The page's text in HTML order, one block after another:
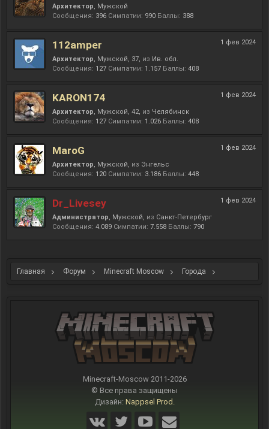
Архитектор, Мужской
Сообщения: 396 Симпатии: 990 Баллы: 388
1 фев 2024
112amper
Архитектор, Мужской, 37, из Ив. обл.
Сообщения: 127 Симпатии: 1.157 Баллы: 408
1 фев 2024
KARON174
Архитектор, Мужской, 42, из Челябинск
Сообщения: 127 Симпатии: 1.026 Баллы: 408
1 фев 2024
MaroG
Архитектор, Мужской, из Энгельс
Сообщения: 120 Симпатии: 3.186 Баллы: 448
1 фев 2024
Dr_Livesey
Администратор, Мужской, из Санкт-Петербург
Сообщения: 4.089 Симпатии: 7.558 Баллы: 790
Главная Форум Minecraft Moscow Города
Minecraft-Moscow 2011-2026
© Все права защищены
Дизайн: Nappsel Prod.